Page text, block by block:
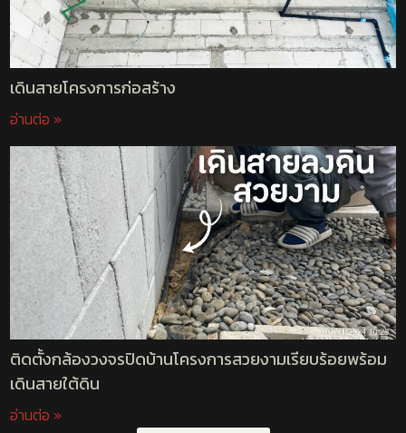
เดินสายโครงการก่อสร้าง
อ่านต่อ »
ติดตั้งกล้องวงจรปิดบ้านโครงการสวยงามเรียบร้อยพร้อม
เดินสายใต้ดิน
อ่านต่อ »